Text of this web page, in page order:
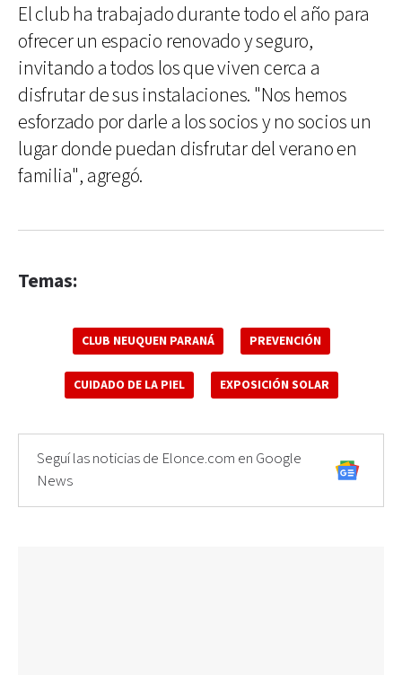
El club ha trabajado durante todo el año para
ofrecer un espacio renovado y seguro,
invitando a todos los que viven cerca a
disfrutar de sus instalaciones. "Nos hemos
esforzado por darle a los socios y no socios un
lugar donde puedan disfrutar del verano en
familia", agregó.
Temas:
CLUB NEUQUEN PARANÁ PREVENCIÓN
CUIDADO DE LA PIEL EXPOSICIÓN SOLAR
Seguí las noticias de Elonce.com en Google
News